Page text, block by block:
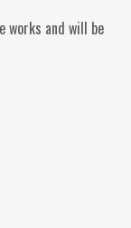
works and will be